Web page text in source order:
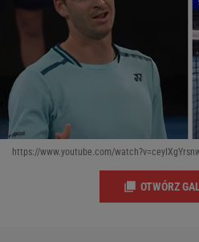
https://www.youtube.com/
OTWÓRZ